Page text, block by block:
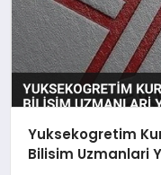
Yuksekogretim
Bilisim Uzmanlari